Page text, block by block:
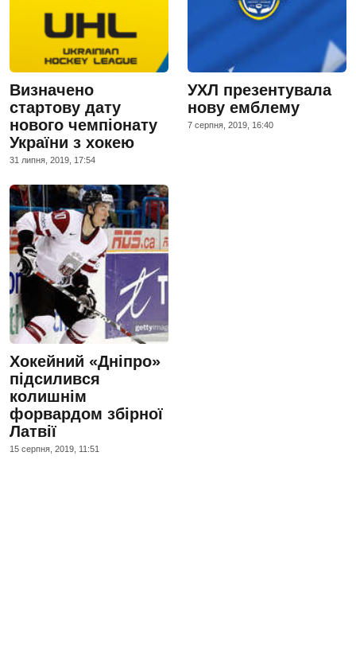
Визначено
стартову дату
нового чемпіонату
України з хокею
31 липня, 2019, 17:54
УХЛ презентувала
нову емблему
7 серпня, 2019, 16:40
Хокейний «Дніпро»
підсилився
колишнім
форвардом збірної
Латвії
15 серпня, 2019, 11:51